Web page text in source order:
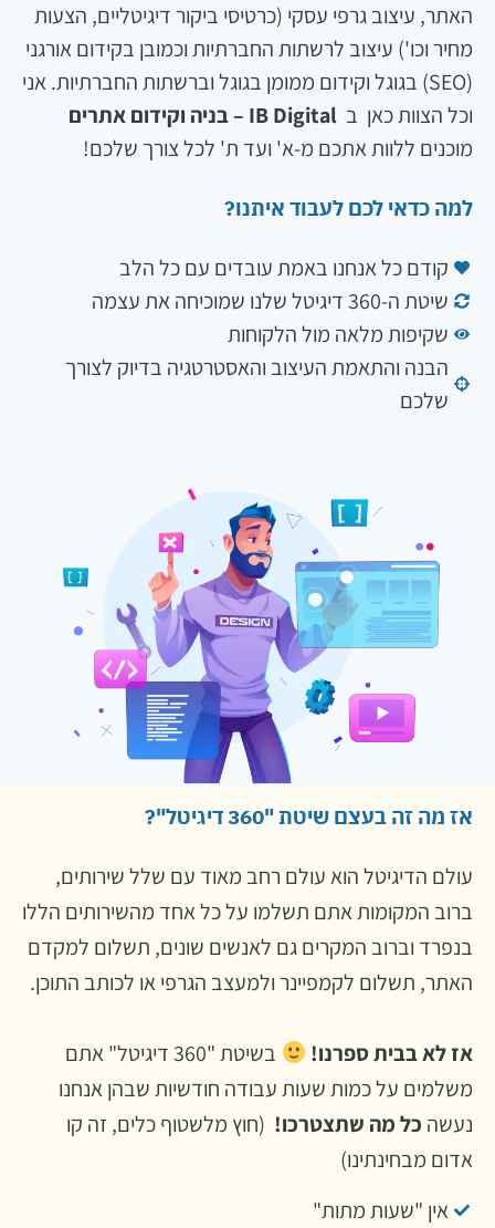
עיצוב גרפי עסקי (כרטיסי ביקור דיגיטליים, הצעות
וכו') עיצוב לרשתות החברתיות וכמובן בקידום אורגני
(SEO) בגוגל וקידום ממומן בגוגל וברשתות החברתיות. אני
הצוות כאן ב IB Digital – בניה וקידום אתרים
ללוות אתכם מ-א' ועד ת' לכל צורך שלכם!
כדאי לכם לעבוד איתנו?
קודם כל אנחנו באמת עובדים עם כל הלב
שיטת ה-360 דיגיטל שלנו שמוכיחה את עצמה
שקיפות מלאה מול הלקוחות
הבנה והתאמת העיצוב והאסטרטגיה בדיוק לצורך
שלכם
מה זה בעצם שיטת "360 דיגיטל"?
הדיגיטל הוא עולם רחב מאוד עם שלל שירותים,
המקומות אתם תשלמו על כל אחד מהשירותים הללו
וברוב המקרים גם לאנשים שונים, תשלום למקדם
תשלום לקמפיינר ולמעצב הגרפי או לכותב התוכן.
לא בבית ספרנו!
בשיטת "360 דיגיטל" אתם
על כמות שעות עבודה חודשיות שבהן אנחנו
כל מה שתצטרכו!(חוץ מלשטוף כלים, זה קו
מבחינתינו)
אין "שעות מתות"